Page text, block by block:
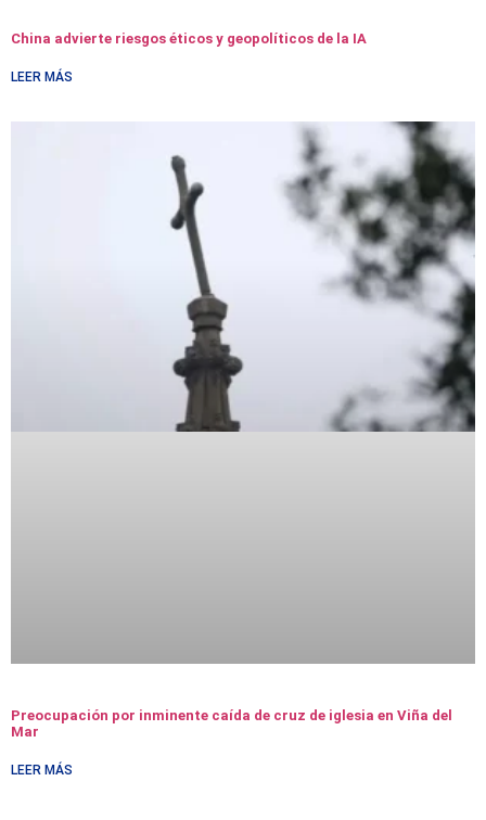
China advierte riesgos éticos y geopolíticos de la IA
LEER MÁS
Preocupación por inminente caída de cruz de iglesia en Viña del
Mar
LEER MÁS